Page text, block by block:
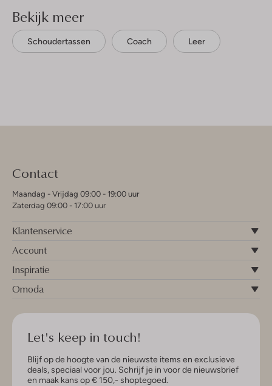
Bekijk meer
Schoudertassen Coach Leer
Contact
Maandag - Vrijdag 09:00 - 19:00 uur
Zaterdag 09:00 - 17:00 uur
Klantenservice
Account
Inspiratie
Omoda
Let's keep in touch!
Blijf op de hoogte van de nieuwste items en exclusieve
deals, speciaal voor jou. Schrijf je in voor de nieuwsbrief
en maak kans op € 150,- shoptegoed.